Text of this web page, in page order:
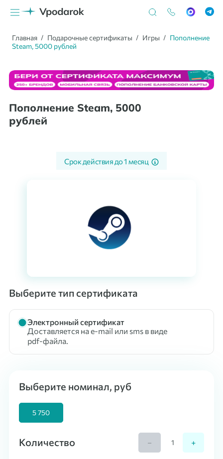
Главная Подарочные сертификаты Игры
Пополнение
Steam, 5000 рублей
Пополнение Steam, 5000
рублей
Срок действия до1 месяц
Выберите тип сертификата
Электронный сертификат
Доставляется на e-mail или sms в виде
pdf-файла.
Выберите номинал, руб
5 750
Количество − +